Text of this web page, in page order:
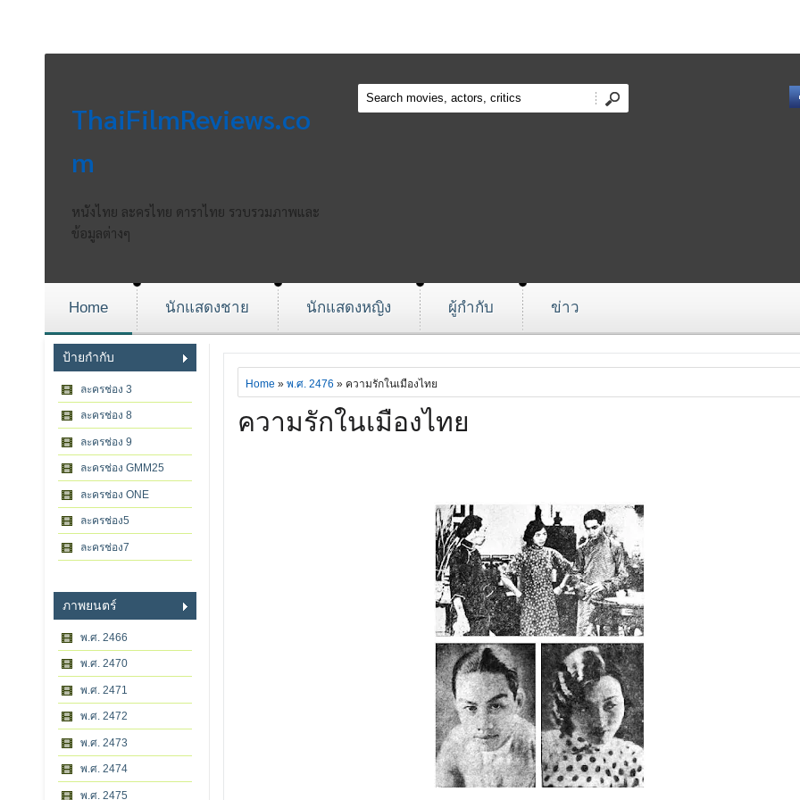
ThaiFilmReviews.co
m
หนังไทย ละครไทย ดาราไทย รวบรวมภาพและ
ข้อมูลต่างๆ
Home นักแสดงชาย นักแสดงหญิง ผู้กำกับ ข่าว
ป้ายกำกับ
ละครช่อง 3
ละครช่อง 8
ละครช่อง 9
ละครช่อง GMM25
ละครช่อง ONE
ละครช่อง5
ละครช่อง7
ภาพยนตร์
พ.ศ. 2466
พ.ศ. 2470
พ.ศ. 2471
พ.ศ. 2472
พ.ศ. 2473
พ.ศ. 2474
พ.ศ. 2475
Home » พ.ศ. 2476 » ความรักในเมืองไทย
ความรักในเมืองไทย